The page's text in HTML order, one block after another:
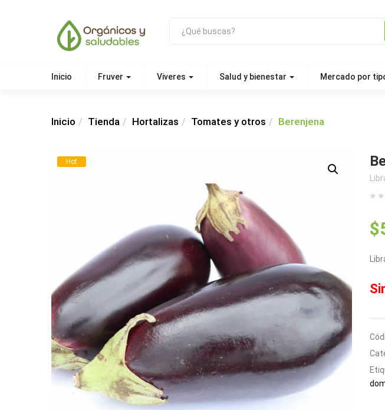
Inicio Fruver Viveres Salud y bienestar Mercado por
Inicio Tienda Hortalizas Tomates y otros Berenjena
Hot
$